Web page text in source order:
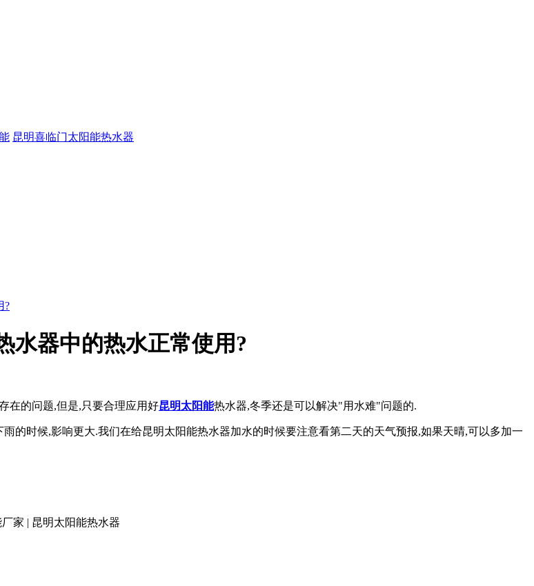
昆明喜临门太阳能热水器
?
水器中的热水正常使用?
在的问题,但是,只要合理应用好昆明太阳能热水器,冬季还是可以解决"用水难"问题的.
的时候,影响更大.我们在给昆明太阳能热水器加水的时候要注意看第二天的天气预报,如果天晴,可以多加一
家 | 昆明太阳能热水器